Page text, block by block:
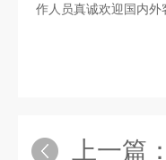
作人员真诚欢迎国内外
上一篇：